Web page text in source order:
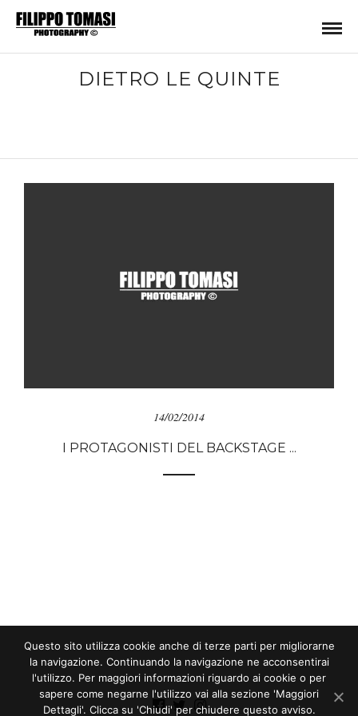
DIETRO LE QUINTE
14/02/2014
I PROTAGONISTI DEL BACKSTAGE ...
Questo sito utilizza cookie anche di terze parti per migliorarne
la navigazione. Continuando la navigazione ne acconsentirai
l'utilizzo. Per maggiori informazioni riguardo ai cookie o per
sapere come negarne l'utilizzo vai alla sezione 'Maggiori
Dettagli'. Clicca su 'Chiudi' per chiudere questo avviso.